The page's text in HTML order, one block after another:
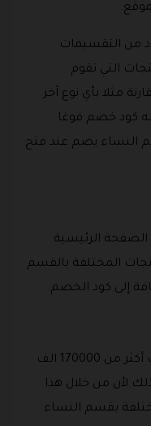
من التقسيمات
التي تقوم
مثلا بأي نوع آخر
كود خصم فوغا
النساء يضم عند فتح
الصفحة الرئيسية
المختلفة بالقسم
إلى كود الخصم.
عند فتح هذا القسم، ستجد أنه هناك أكثر من 170000 الف
لأن من خلال هذا
بقسم النساء